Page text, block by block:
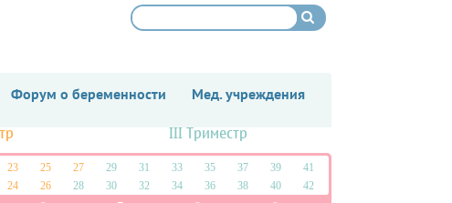
Форум о беременности Мед. учреждения
III Триместр
23 25 27 29 31 33 35 37 39
41
24 26 28 30 32 34 36 38 40 42